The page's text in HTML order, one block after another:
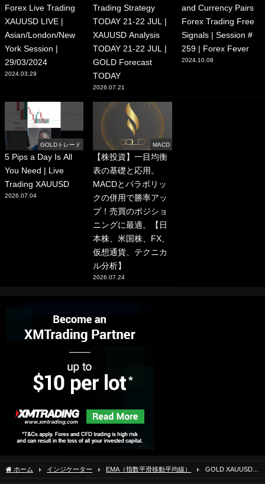
Forex Live Trading
XAUUSD LIVE |
Asian/London/New
York Session |
29/03/2024
2024.03.29
Trading Strategy
TODAY 21-22 JUL |
XAUUSD Analysis
TODAY 21-22 JUL |
GOLD Forecast
TODAY
2026.07.21
and Currency Pairs
Forex Trading Free
Signals | Session #
259 | Forex Fever
2024.10.08
GOLDトレード
5 Pips a Day Is All
You Need | Live
Trading XAUUSD
2026.07.04
MACD
【株投資】一目均衡
表の基礎と応用。
MACDとパラボリッ
クの併用で勝率アッ
プ！売買のポジショ
ニングに最適。【日
本株、米国株、FX、
仮想通貨、テクニカ
ル分析】
2026.07.24
ホーム インジケーター EMA（指数平滑移動平均線）
GOLD XAUUSD